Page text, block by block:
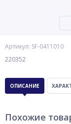
Артикул: SF-0411010
220352
ОПИСАНИЕ
Похожие